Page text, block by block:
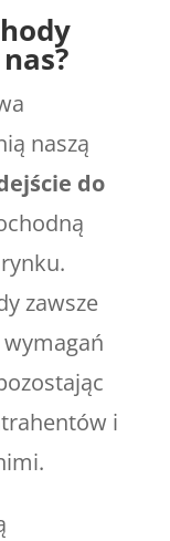
naszą
do
zawsze
i